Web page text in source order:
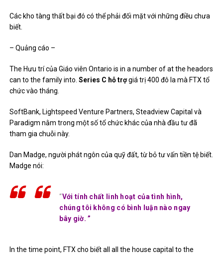
Các kho tàng thất bại đó có thể phải đối mặt với những điều chưa
biết.
– Quảng cáo –
The Hưu trí của Giáo viên Ontario is in a number of at the headors
can to the family into.Series C hỗ trợgiá trị 400 đô la mà FTX tổ
chức vào tháng.
SoftBank, Lightspeed Venture Partners, Steadview Capital và
Paradigm nằm trong một số tổ chức khác của nhà đầu tư đã
tham gia chuỗi này.
Dan Madge, người phát ngôn của quỹ đất, từ bỏ tư vấn tiền tệ biết.
Madge nói:
“Với tính chất linh hoạt của tình hình,
chúng tôi không có bình luận nào ngay
bây giờ. ”
In the time point, FTXcho biếtall all the house capital to the